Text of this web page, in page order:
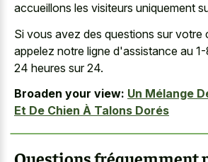
accueillons les visiteurs uniquement
Si vous avez des questions sur votre
appelez notre ligne d'assistance au
24 heures sur 24.
Broaden your view: Un Mélange
Et De Chien À Talons Dorés